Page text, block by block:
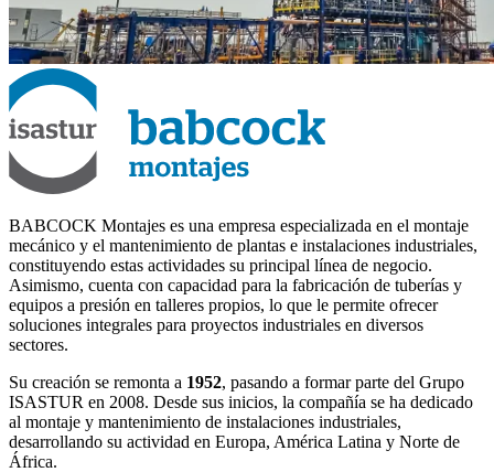
BABCOCK Montajes es una empresa especializada en el montaje
mecánico y el mantenimiento de plantas e instalaciones industriales,
constituyendo estas actividades su principal línea de negocio.
Asimismo, cuenta con capacidad para la fabricación de tuberías y
equipos a presión en talleres propios, lo que le permite ofrecer
soluciones integrales para proyectos industriales en diversos
sectores.
Su creación se remonta a 1952, pasando a formar parte del Grupo
ISASTUR en 2008. Desde sus inicios, la compañía se ha dedicado
al montaje y mantenimiento de instalaciones industriales,
desarrollando su actividad en Europa, América Latina y Norte de
África.